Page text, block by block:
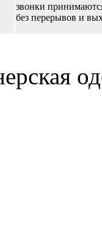
звонки
без перерывов и